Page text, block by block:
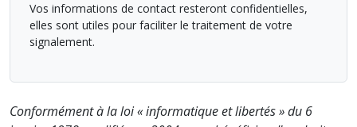
Vos informations de contact resteront confidentielles,
elles sont utiles pour faciliter le traitement de votre
signalement.
Conformément à la loi « informatique et libertés » du 6